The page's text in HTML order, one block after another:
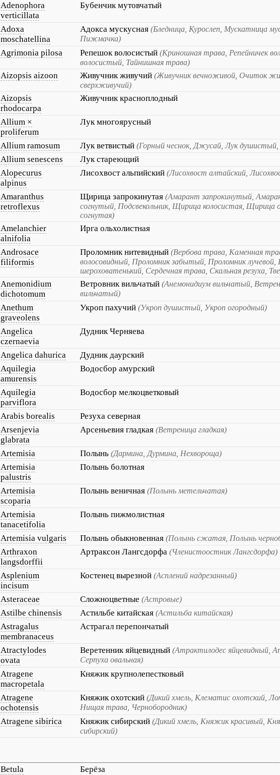
Adenophora
verticillata
Бубенчик мутовчатый
Adoxa
moschatellina
Адокса мускусная (Бледница, Курослеп, Мускатница
Пижмачка)
Agrimonia pilosa Репешок волосистый (Криношная трава, Репейничек
волосистый, Тайнишная трава)
Aizopsis aizoon Живучник живучий (Живучник вечноживой, Очиток
сверхживучий)
Aizopsis
rhodocarpa
Живучник красноплодный
Allium ×
proliferum
Лук многоярусный
Allium ramosum Лук ветвистый (Горный чеснок, Джусай, Лук душистый,
Allium senescens Лук стареющий
Alopecurus
alpinus
Лисохвост альпийский (Лисохвост алтайский,
Amaranthus
retroflexus
Щирица запрокинутая (Амарант запрокинутый,
согнутый, Подсвекольник, Щирица колосистая, Щирица
согнутая)
Amelanchier
alnifolia
Ирга ольхолистная
Androsace
filiformis
Проломник нитевидный (Вербова трава, Каменная
волосовидный, Проломник забытый, Проломник лучевой,
шероховатенький, Сердечная трава, Скальная резуха,
Anemonidium
dichotomum
Ветровник вильчатый (Анемонидиум вильчатый,
вильчатый)
Anethum
graveolens
Укроп пахучий (Укроп душистый, Укроп огородный)
Angelica
czernaevia
Дудник Черняева
Angelica dahurica Дудник даурский
Aquilegia
amurensis
Водосбор амурский
Aquilegia
parviflora
Водосбор мелкоцветковый
Arabis borealis Резуха северная
Arsenjevia
glabrata
Арсеньевия гладкая (Ветреница гладкая)
Artemisia Полынь (Дармина, Дурмина, Нехвороща)
Artemisia
palustris
Полынь болотная
Artemisia
scoparia
Полынь веничная (Полынь метельчатая)
Artemisia
tanacetifolia
Полынь пижмолистная
Artemisia vulgaris Полынь обыкновенная (Полынь сжатая, Полынь
Arthraxon
langsdorffii
Артраксон Лангсдорфа (Членистоостник Лангсдорфа)
Asplenium
incisum
Костенец вырезной (Асплений надрезанный)
Asteraceae Сложноцветные (Астровые)
Astilbe chinensis Астильбе китайская (Астильба китайская)
Astragalus
membranaceus
Астрагал перепончатый
Atractylodes
ovata
Веретенник яйцевидный (Атрактилодес яйцевидный,
Серпуха овальная)
Atragene
macropetala
Княжик крупнолепестковый
Atragene
ochotensis
Княжик охотский (Дикий хмель, Клематис охотский,
Нищая трава, Чернобородник)
Atragene sibirica Княжик сибирский (Дикий хмель, Княжик красивый,
сибирский)
Betula Берёза